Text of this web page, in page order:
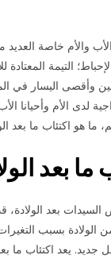
والأم خاصة
التيمة المعتادة
وأقصى اليسار في
لدى الأم وأحيانا
ما هو اكتئاب ما بعد
ما بعد
بعد الولادة،
بسبب التغيرات
يعد اكتئاب ما